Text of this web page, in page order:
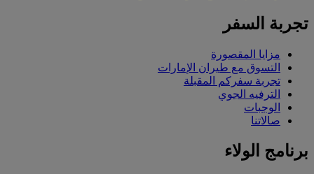
تجربة السفر
مزايا المقصورة
التسوق مع طيران الإمارات
تجربة سفركم المقبلة
الترفيه الجوي
الوجبات
صالاتنا
برنامج الولاء